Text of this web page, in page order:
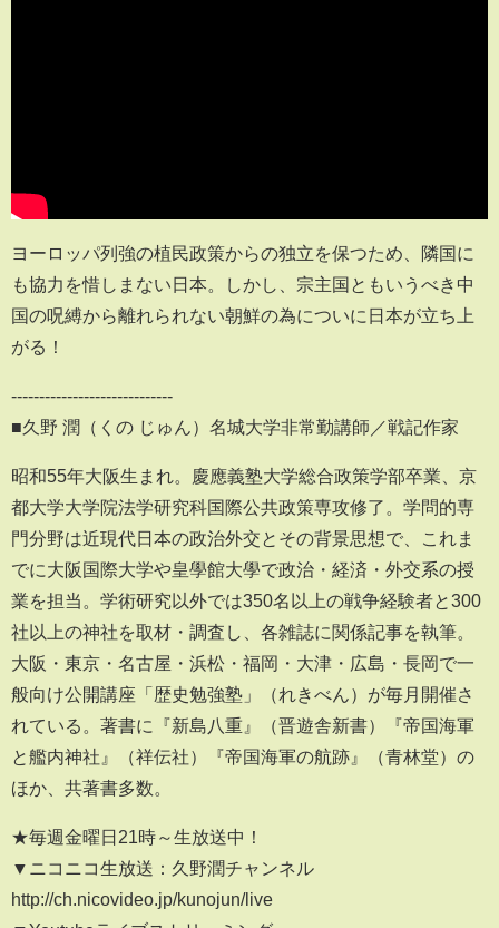
ヨーロッパ列強の植民政策からの独立を保つため、隣国に
も協力を惜しまない日本。しかし、宗主国ともいうべき中
国の呪縛から離れられない朝鮮の為についに日本が立ち上
がる！
-----------------------------
■久野 潤（くの じゅん）名城大学非常勤講師／戦記作家
昭和55年大阪生まれ。慶應義塾大学総合政策学部卒業、京
都大学大学院法学研究科国際公共政策専攻修了。学問的専
門分野は近現代日本の政治外交とその背景思想で、これま
でに大阪国際大学や皇學館大學で政治・経済・外交系の授
業を担当。学術研究以外では350名以上の戦争経験者と300
社以上の神社を取材・調査し、各雑誌に関係記事を執筆。
大阪・東京・名古屋・浜松・福岡・大津・広島・長岡で一
般向け公開講座「歴史勉強塾」（れきべん）が毎月開催さ
れている。著書に『新島八重』（晋遊舎新書）『帝国海軍
と艦内神社』（祥伝社）『帝国海軍の航跡』（青林堂）の
ほか、共著書多数。
★毎週金曜日21時～生放送中！
▼ニコニコ生放送：久野潤チャンネル
http://ch.nicovideo.jp/kunojun/live